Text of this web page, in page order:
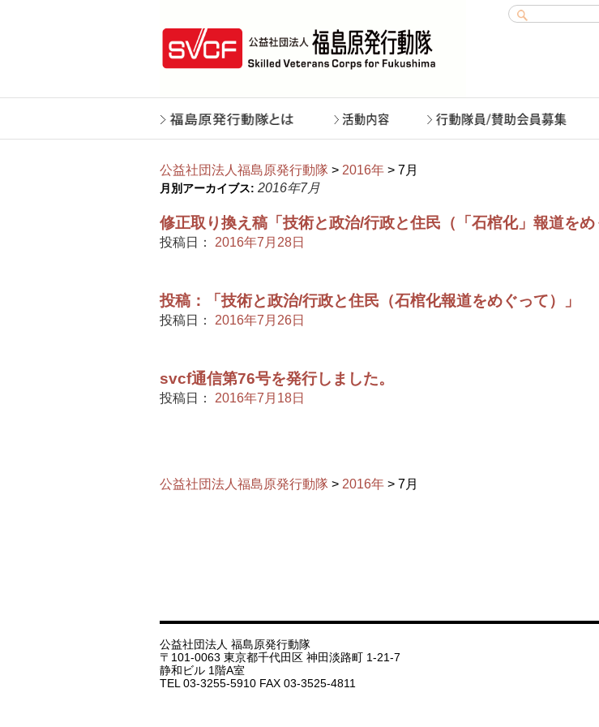
公益社団法人福島原発行動隊 > 2016年 > 7月
月別アーカイブス: 2016年7月
修正取り換え稿「技術と政治/行政と住民（「石棺化」報道をめ
投稿日： 2016年7月28日
投稿：「技術と政治/行政と住民（石棺化報道をめぐって）」
投稿日： 2016年7月26日
svcf通信第76号を発行しました。
投稿日： 2016年7月18日
公益社団法人福島原発行動隊 > 2016年 > 7月
公益社団法人 福島原発行動隊
〒101-0063 東京都千代田区 神田淡路町 1-21-7
静和ビル 1階A室
TEL 03-3255-5910 FAX 03-3525-4811